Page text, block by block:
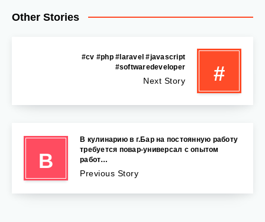
Other Stories
#
#cv #php #laravel #javascript
#softwaredeveloper
Next Story
В
В кулинарию в г.Бар на постоянную работу
требуется повар-универсал с опытом
работ…
Previous Story